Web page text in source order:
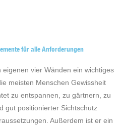
für alle Anforderungen
vier Wänden ein wichtiges
meisten Menschen Gewissheit
zu entspannen, zu gärtnern, zu
gut positionierter Sichtschutz
Außerdem ist er ein